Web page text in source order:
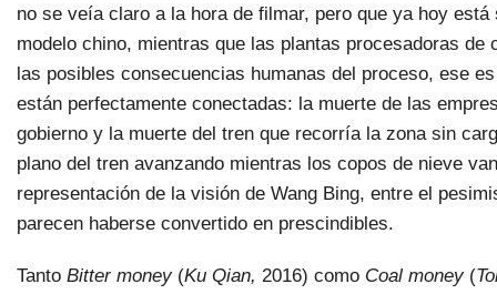
no se veía claro a la hora de filmar, pero que ya hoy
modelo chino, mientras que las plantas procesadoras
las posibles consecuencias humanas del proceso, ese
están perfectamente conectadas: la muerte de las
gobierno y la muerte del tren que recorría la zona sin
plano del tren avanzando mientras los copos de nieve
representación de la visión de Wang Bing, entre el
parecen haberse convertido en prescindibles.
Tanto Bitter money(Ku Qian, 2016) como Coal money(